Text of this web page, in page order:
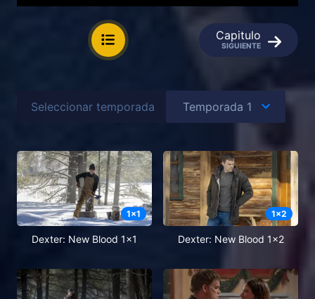
Capitulo
SIGUIENTE
Seleccionar temporada
1x1
Dexter: New Blood 1x1
1x2
Dexter: New Blood 1x2